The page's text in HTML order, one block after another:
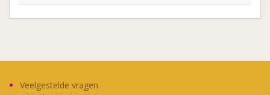
Veelgestelde vragen